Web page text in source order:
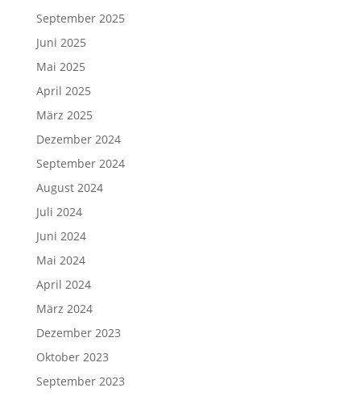
September 2025
Juni 2025
Mai 2025
April 2025
März 2025
Dezember 2024
September 2024
August 2024
Juli 2024
Juni 2024
Mai 2024
April 2024
März 2024
Dezember 2023
Oktober 2023
September 2023